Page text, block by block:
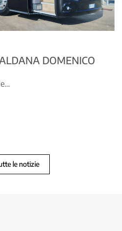
DOMENICO
le notizie